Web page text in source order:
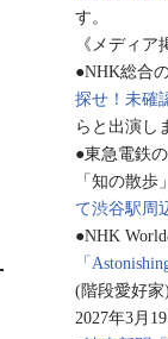
す。
《メディア
●NHK総合
探せ！未確
らと出演し
●東急電鉄
「知の散歩
て渋谷駅周
●NHK
「
(階段愛好家
2027年3月